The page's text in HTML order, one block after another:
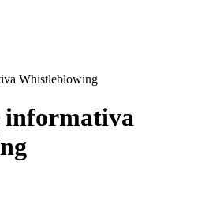
Whistleblowing
informativa